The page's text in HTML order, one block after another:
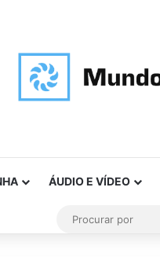
ÁUDIO E VÍDEO